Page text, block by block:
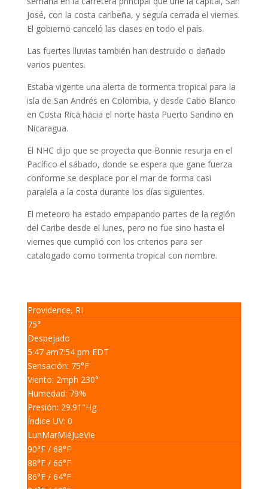
José, con la costa caribeña, y seguía cerrada el viernes.
El gobierno canceló las clases en todo el país.
Las fuertes lluvias también han destruido o dañado
varios puentes.
Estaba vigente una alerta de tormenta tropical para la
isla de San Andrés en Colombia, y desde Cabo Blanco
en Costa Rica hacia el norte hasta Puerto Sandino en
Nicaragua.
El NHC dijo que se proyecta que Bonnie resurja en el
Pacífico el sábado, donde se espera que gane fuerza
conforme se desplace por el mar de forma casi
paralela a la costa durante los días siguientes.
El meteoro ha estado empapando partes de la región
del Caribe desde el lunes, pero no fue sino hasta el
viernes que cumplió con los criterios para ser
catalogado como tormenta tropical con nombre.
Providence, RI
75°
Despejado
5:47 am7:54 pm EDT
Sensación: 75°F
Viento: 2mph 230°
Humedad: 79%
Presión: 29.91 "Hg
Índice UV: 0
LunMarMiéJueVie
90°F/ 68°F
88°F/ 66°F
86°F/ 64°F